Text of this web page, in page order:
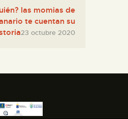
las momias de
te cuentan su
23 octubre 2020